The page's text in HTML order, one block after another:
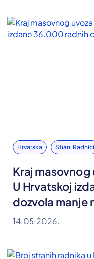
Hrvatska Strani Radnici
Kraj masovnog
U Hrvatskoj
dozvola manje
14.05.2026.